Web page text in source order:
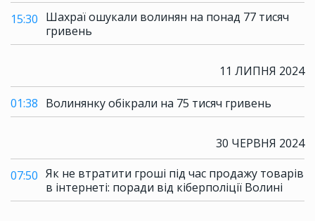
15:30 Шахраї ошукали волинян на понад 77 тисяч
гривень
11 ЛИПНЯ 2024
01:38 Волинянку обікрали на 75 тисяч гривень
30 ЧЕРВНЯ 2024
07:50 Як не втратити гроші під час продажу товарів
в інтернеті: поради від кіберполіції Волині